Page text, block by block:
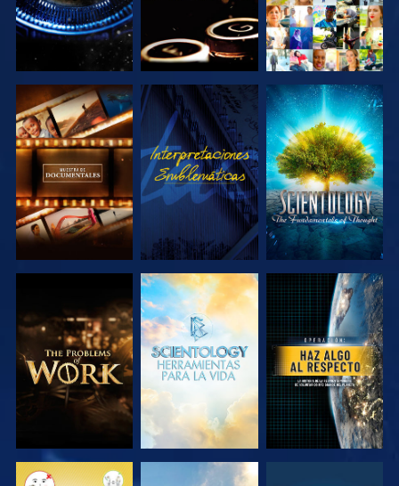
EXPLORA LAS
SERIES
VE
EXPLORA LAS
SERIES
EXPLORA LAS
SERIES
EXPLORA LAS
SERIES
VE